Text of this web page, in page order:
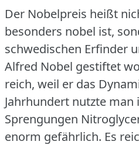
Der Nobelpreis heißt
besonders nobel ist,
schwedischen Erfinder
Alfred Nobel gestiftet
reich, weil er das
Jahrhundert nutzte
Sprengungen
enorm gefährlich. Es